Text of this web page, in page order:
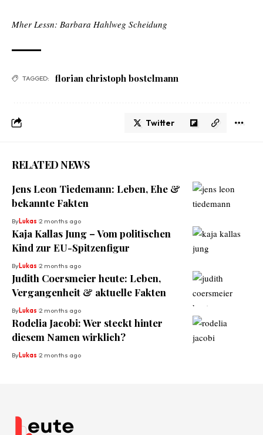
Mher Lessn: Barbara Hahlweg Scheidung
TAGGED: florian christoph bostelmann
Twitter
RELATED NEWS
Jens Leon Tiedemann: Leben, Ehe &
bekannte Fakten
ByLukas 2 months ago
Kaja Kallas Jung – Vom politischen
Kind zur EU-Spitzenfigur
ByLukas 2 months ago
Judith Coersmeier heute: Leben,
Vergangenheit & aktuelle Fakten
ByLukas 2 months ago
Rodelia Jacobi: Wer steckt hinter
diesem Namen wirklich?
ByLukas 2 months ago